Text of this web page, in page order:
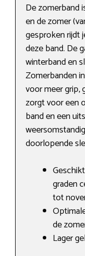
De zomerband
en de zomer
gesproken rijdt
deze band. De
winterband en
Zomerbanden
voor meer grip,
zorgt voor een
band en een
doorlopende
graden
tot
de
Lager